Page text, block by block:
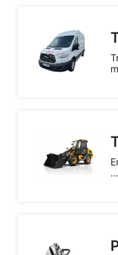
Installation
Organiser votre chantier
…